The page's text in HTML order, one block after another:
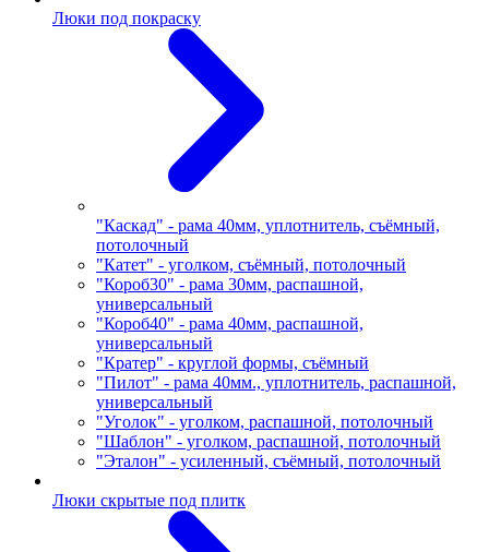
Люки под покраску
"Каскад" - рама 40мм, уплотнитель, съёмный,
потолочный
"Катет" - уголком, съёмный, потолочный
"Короб30" - рама 30мм, распашной,
универсальный
"Короб40" - рама 40мм, распашной,
универсальный
"Кратер" - круглой формы, съёмный
"Пилот" - рама 40мм., уплотнитель, распашной,
универсальный
"Уголок" - уголком, распашной, потолочный
"Шаблон" - уголком, распашной, потолочный
"Эталон" - усиленный, съёмный, потолочный
Люки скрытые под плитк